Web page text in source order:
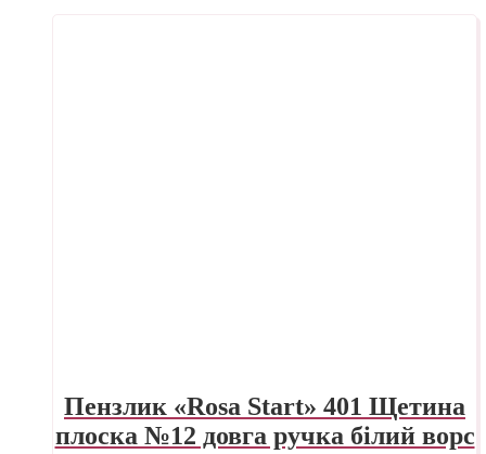
Пензлик «Rosa Start» 401 Щетина
плоска №12 довга ручка білий ворс